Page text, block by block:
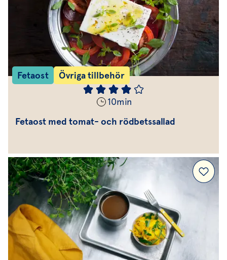
Fetaost Övriga tillbehör
10min
Fetaost med tomat- och rödbetssallad